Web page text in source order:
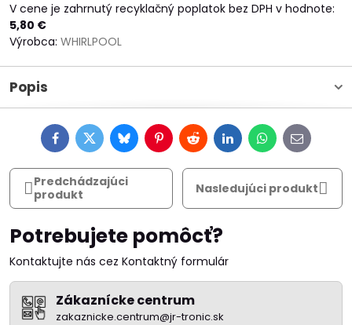
V cene je zahrnutý recyklačný poplatok bez DPH v hodnote:
5,80 €
Výrobca: WHIRLPOOL
Popis
FacebookTwitterBlueskyPinterestRedditLinkedInWhatsApp
E-
mail
Predchádzajúci
produkt
Nasledujúci produkt
Potrebujete pomôcť?
Kontaktujte nás cez Kontaktný formulár
Zákaznícke centrum
zakaznicke.centrum@jr-tronic.sk